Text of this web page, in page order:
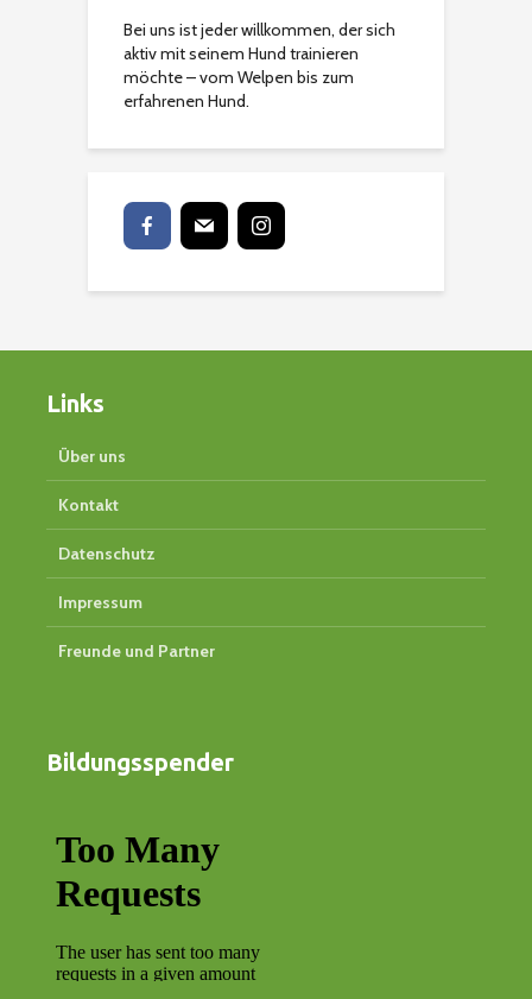
Bei uns ist jeder willkommen, der sich
aktiv mit seinem Hund trainieren
möchte – vom Welpen bis zum
erfahrenen Hund.
Links
Über uns
Kontakt
Datenschutz
Impressum
Freunde und Partner
Bildungsspender